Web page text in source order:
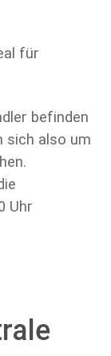
für
befinden
sich also um
Uhr